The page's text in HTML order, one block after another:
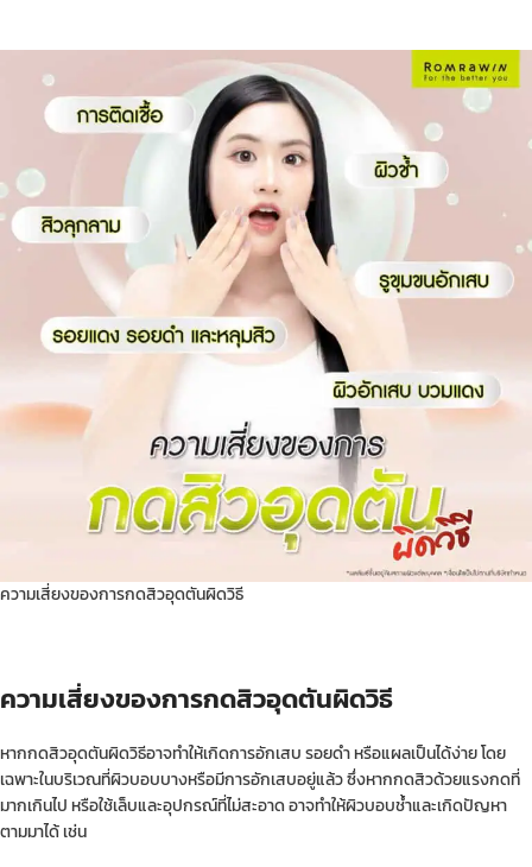
ความเสี่ยงของการกดสิวอุดตันผิดวิธี
ความเสี่ยงของการกดสิวอุดตันผิดวิธี
หากกดสิวอุดตันผิดวิธีอาจทำให้เกิดการอักเสบ รอยดำ หรือแผลเป็นได้ง่าย โดย
เฉพาะในบริเวณที่ผิวบอบบางหรือมีการอักเสบอยู่แล้ว ซึ่งหากกดสิวด้วยแรงกดที่
มากเกินไป หรือใช้เล็บและอุปกรณ์ที่ไม่สะอาด อาจทำให้ผิวบอบช้ำและเกิดปัญหา
ตามมาได้ เช่น